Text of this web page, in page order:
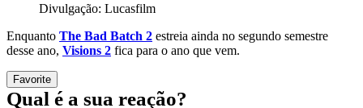
Divulgação: Lucasfilm
Enquanto The Bad Batch 2 estreia ainda no segundo semestre
desse ano, Visions 2 fica para o ano que vem.
Favorite
Qual é a sua reação?